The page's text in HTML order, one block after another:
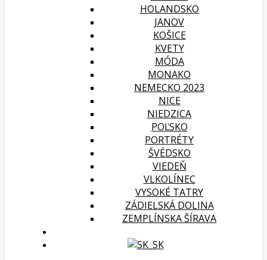
HOLANDSKO
JANOV
KOŠICE
KVETY
MÓDA
MONAKO
NEMECKO 2023
NICE
NIEDZICA
POĽSKO
PORTRÉTY
ŠVÉDSKO
VIEDEŇ
VLKOLÍNEC
VYSOKÉ TATRY
ZÁDIELSKÁ DOLINA
ZEMPLÍNSKA ŠÍRAVA